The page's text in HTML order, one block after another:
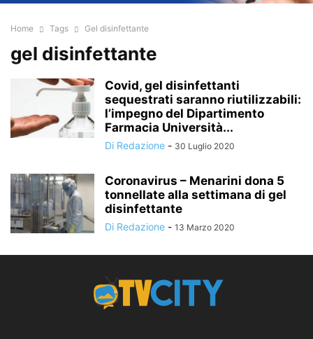
Home Tags Gel disinfettante
gel disinfettante
Covid, gel disinfettanti
sequestrati saranno riutilizzabili:
l’impegno del Dipartimento
Farmacia Università...
Di Redazione - 30 Luglio 2020
Coronavirus – Menarini dona 5
tonnellate alla settimana di gel
disinfettante
Di Redazione - 13 Marzo 2020